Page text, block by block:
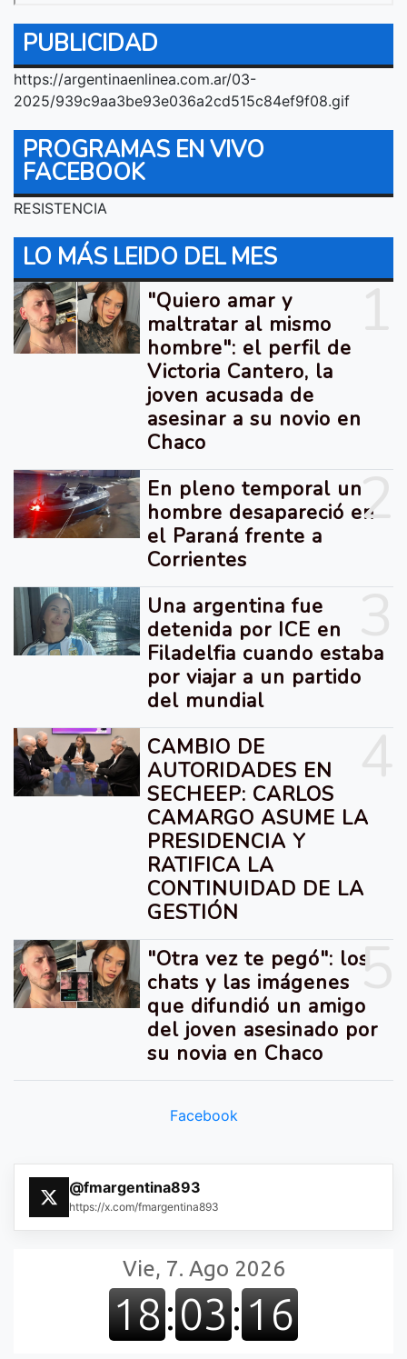
PUBLICIDAD
https://argentinaenlinea.com.ar/03-
2025/939c9aa3be93e036a2cd515c84ef9f08.gif
PROGRAMAS EN VIVO
FACEBOOK
RESISTENCIA
LO MÁS LEIDO DEL MES
"Quiero amar y
maltratar al mismo
hombre": el perfil de
Victoria Cantero, la
joven acusada de
asesinar a su novio en
Chaco
2
En pleno temporal un
hombre desapareció en
el Paraná frente a
Corrientes
Una argentina fue
detenida por ICE en
Filadelfia cuando estaba
por viajar a un partido
del mundial
CAMBIO DE
AUTORIDADES EN
SECHEEP: CARLOS
CAMARGO ASUME LA
PRESIDENCIA Y
RATIFICA LA
CONTINUIDAD DE LA
GESTIÓN
5
"Otra vez te pegó": los
chats y las imágenes
que difundió un amigo
del joven asesinado por
su novia en Chaco
Facebook
@fmargentina893
https://x.com/fmargentina893